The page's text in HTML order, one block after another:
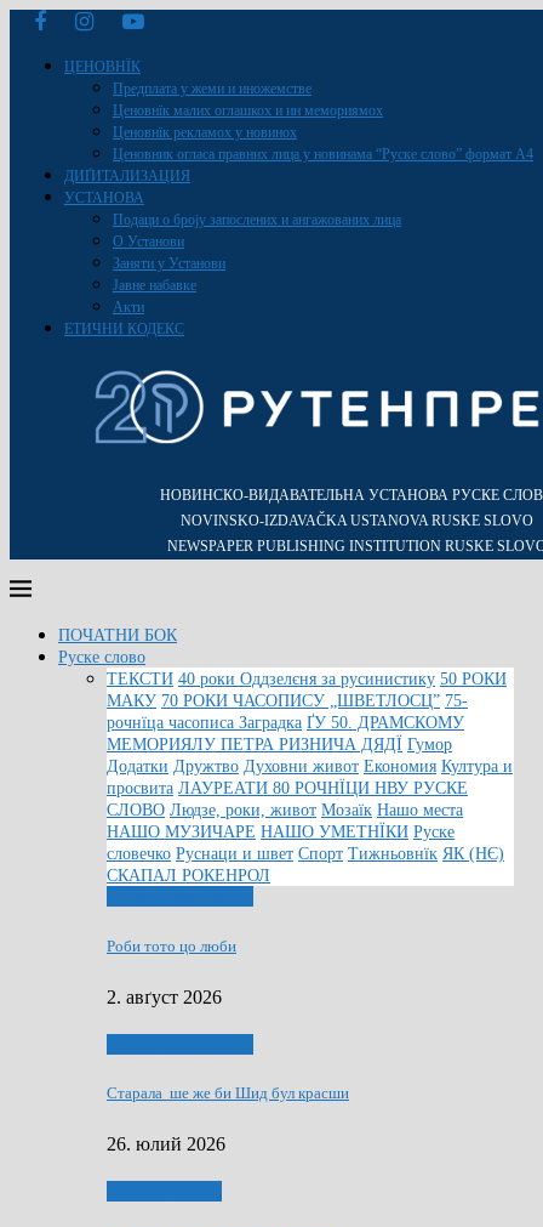
ЦЕНОВНЇК
Предплата у жеми и иножемстве
Ценовнїк малих оглашкох и ин мемориямох
Ценовнїк рекламох у новинох
Ценовник огласа правних лица у новинама “Руске слово” формат A4
ДИҐИТАЛИЗАЦИЯ
УСТАНОВА
Подаци о броју запослених и ангажованих лица
О Установи
Заняти у Установи
Јавне набавке
Акти
ЕТИЧНИ КОДЕКС
НОВИНСКО-ВИДАВАТЕЛЬНА УСТАНОВА РУСКЕ
NOVINSKO-IZDAVAČKA USTANOVA RUSKE SLOVO
NEWSPAPER PUBLISHING INSTITUTION RUSKE
ПОЧАТНИ БОК
Руске слово
ТЕКСТИ 40 роки Оддзелєня за русинистику 50 РОКИ
МАКУ 70 РОКИ ЧАСОПИСУ „ШВЕТЛОСЦ” 75-
рочнїца часописа Заградка ҐУ 50. ДРАМСКОМУ
МЕМОРИЯЛУ ПЕТРА РИЗНИЧА ДЯДЇ Гумор
Додатки Дружтво Духовни живот Економия Култура и
просвита ЛАУРЕАТИ 80 РОЧНЇЦИ НВУ РУСКЕ
СЛОВО Людзе, роки, живот Мозаїк Нашо места
НАШО МУЗИЧАРЕ НАШО УМЕТНЇКИ Руске
словечко Руснаци и швет Спорт Тижньовнїк ЯК (НЄ)
СКАПАЛ РОКЕНРОЛ
Роби тото цо люби
2. авґуст 2026
Старала ше же би Шид бул красши
26. юлий 2026